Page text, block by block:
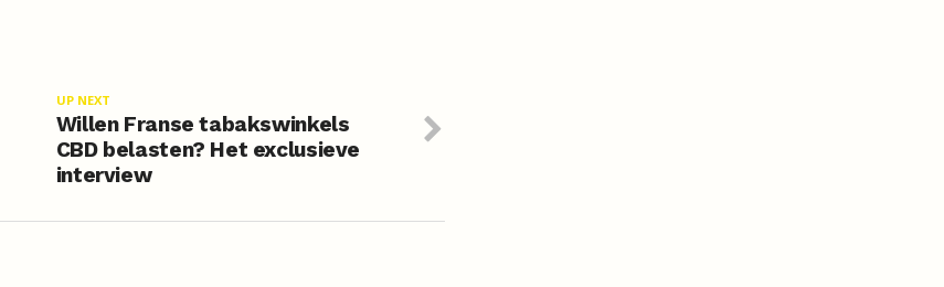
UP NEXT
Willen Franse tabakswinkels
CBD belasten? Het exclusieve
interview